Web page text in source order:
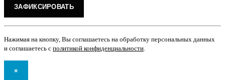
Нажимая на кнопку, Вы соглашаетесь на обработку персональных данных
и соглашаетесь с политикой конфиденциальности.
×